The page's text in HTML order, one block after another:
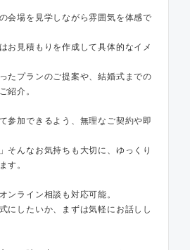
会場を見学しながら雰囲気を体感で
お見積もりを作成して具体的なイメ
たプランのご提案や、結婚式までの
紹介。
参加できるよう、無理なご契約や即
そんなお気持ちも大切に、ゆっくり
す。
ンライン相談も対応可能。
にしたいか、まずは気軽にお話しし